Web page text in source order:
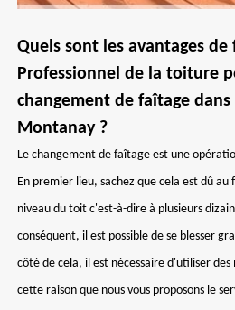
Quels sont les avantages de
Professionnel de la toiture
changement de faîtage
Montanay ?
Le changement de faîtage est une
En premier lieu, sachez que cela est dû
niveau du toit c'est-à-dire à plusieurs
conséquent, il est possible de se blesser
côté de cela, il est nécessaire d'utiliser
cette raison que nous vous proposons le